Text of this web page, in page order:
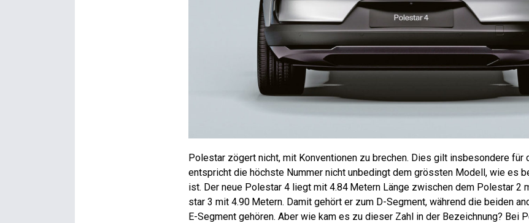
Polestar zögert nicht, mit Konventionen zu brechen. Dies gilt insbesondere für
entspricht die höchste Nummer nicht unbedingt dem grössten Modell, wie es
ist. Der neue Pole­star 4 liegt mit 4.84 Metern Länge zwischen dem Pole­star 2
star 3 mit 4.90 Metern. Damit gehört er zum D-Segment, während die beiden
E-Segment gehören. Aber wie kam es zu dieser Zahl in der Bezeichnung? Bei